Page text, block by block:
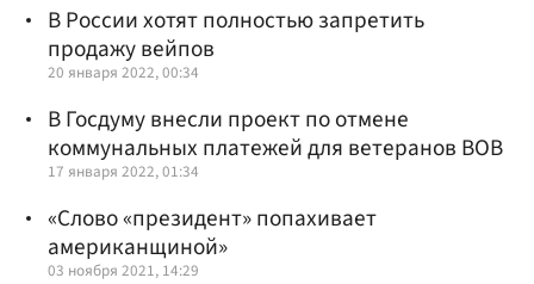
В России хотят полностью запретить
продажу вейпов
20 января 2022, 00:34
В Госдуму внесли проект по отмене
коммунальных платежей для ветеранов ВОВ
17 января 2022, 01:34
«Слово «президент» попахивает
американщиной»
03 ноября 2021, 14:29